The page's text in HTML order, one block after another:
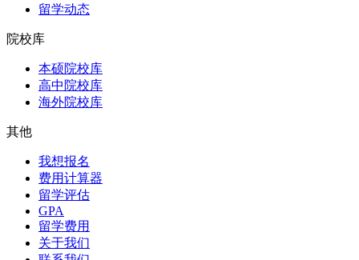
留学动态
院校库
本硕院校库
高中院校库
海外院校库
其他
我想报名
费用计算器
留学评估
GPA
留学费用
关于我们